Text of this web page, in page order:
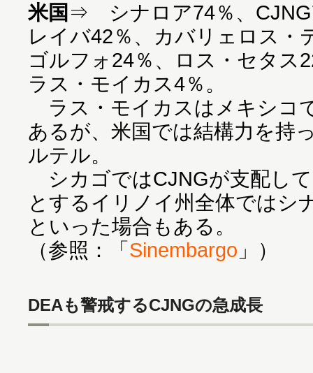
米国 ⇒ シナロア74％、
レイバ42％、カバリェロス・
ゴルフォ24％、ロス・セタス
ラス・モイカス4％。
ラス・モイカスはメキシコ
あるが、米国では結構力を持
ルテル。
シカゴではCJNGが支配し
とするイリノイ州全体ではシ
といった場合もある。
（参照：「Sinembargo 」）
DEAも警戒するCJNGの急成長